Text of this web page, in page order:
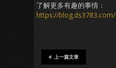
了解更多有趣的事情：
https://blog.ds3783.com/
上一篇文章